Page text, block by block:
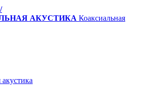
АКУСТИКА Коаксиальная